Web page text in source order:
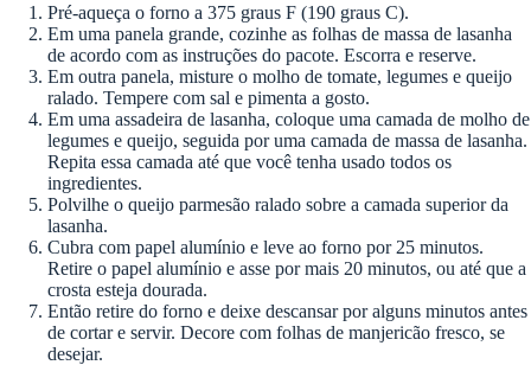
Pré-aqueça o forno a 375 graus F (190 graus C).
Em uma panela grande, cozinhe as folhas de massa de lasanha
de acordo com as instruções do pacote. Escorra e reserve.
Em outra panela, misture o molho de tomate, legumes e queijo
ralado. Tempere com sal e pimenta a gosto.
Em uma assadeira de lasanha, coloque uma camada de molho de
legumes e queijo, seguida por uma camada de massa de lasanha.
Repita essa camada até que você tenha usado todos os
ingredientes.
Polvilhe o queijo parmesão ralado sobre a camada superior da
lasanha.
Cubra com papel alumínio e leve ao forno por 25 minutos.
Retire o papel alumínio e asse por mais 20 minutos, ou até que a
crosta esteja dourada.
Então retire do forno e deixe descansar por alguns minutos antes
de cortar e servir. Decore com folhas de manjericão fresco, se
desejar.